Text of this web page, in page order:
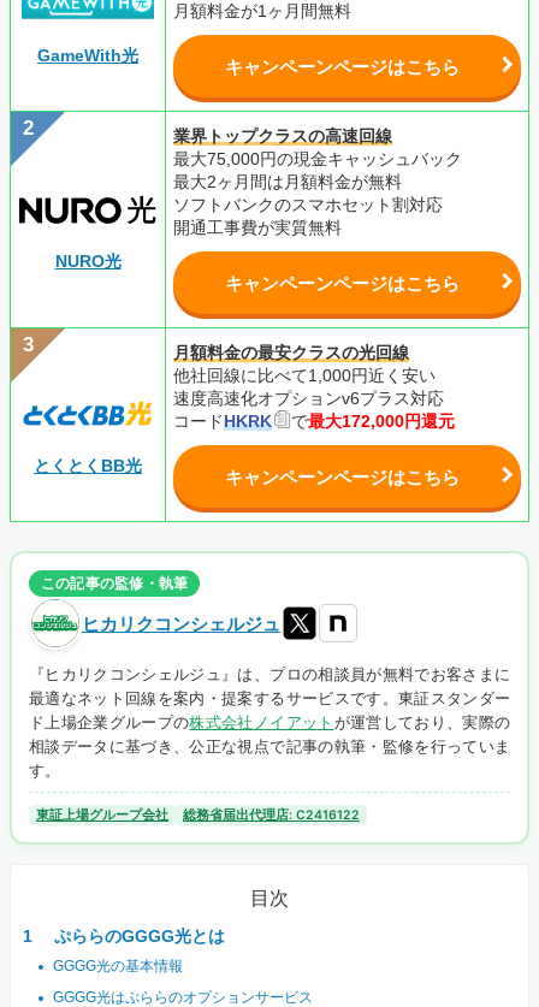
GameWith光
月額料金が1ヶ月間無料
キャンペーンページはこちら
NURO光
業界トップクラスの高速回線
最大75,000円の現金キャッシュバック
最大2ヶ月間は月額料金が無料
ソフトバンクのスマホセット割対応
開通工事費が実質無料
キャンペーンページはこちら
とくとくBB光
月額料金の最安クラスの光回線
他社回線に比べて1,000円近く安い
速度高速化オプションv6プラス対応
コードHKRK で最大172,000円還元
キャンペーンページはこちら
この記事の監修・執筆
ヒカリクコンシェルジュ
『ヒカリクコンシェルジュ』は、プロの相談員が無料でお客さまに
最適なネット回線を案内・提案するサービスです。東証スタンダー
ド上場企業グループの株式会社ノイアット が運営しており、実際の
相談データに基づき、公正な視点で記事の執筆・監修を行っていま
す。
東証上場グループ会社 総務省届出代理店: C2416122
目次
ぷららのGGGG光とは
GGGG光の基本情報
GGGG光はぷららのオプションサービス